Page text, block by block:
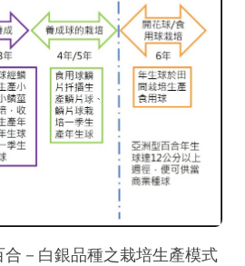
－白銀品種之栽培生產模式